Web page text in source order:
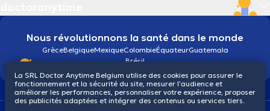
Nous révolutionnons la santé dans le monde
GrèceBelgiqueMexiqueColombieÉquateurGuatemala
Brésil
La SRL Doctor Anytime Belgium utilise des cookies pour assurer le
fonctionnement et la sécurité du site, mesurer l’audience et
améliorer les performances, personnaliser votre expérience, proposer
des publicités adaptées et intégrer des contenus ou services tiers.